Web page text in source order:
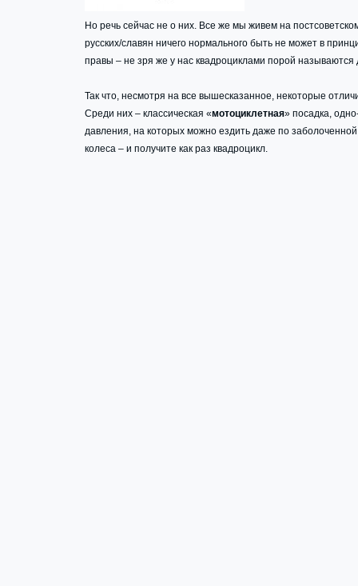
Но речь сейчас не о них. Все же мы живем на
русских/славян ничего нормального быть не может в
правы – не зря же у нас квадроциклами порой
Так что, несмотря на все вышесказанное, некоторые
Среди них – классическая «мотоциклетная» посадка,
давления, на которых можно ездить даже по
колеса – и получите как раз квадроцикл.